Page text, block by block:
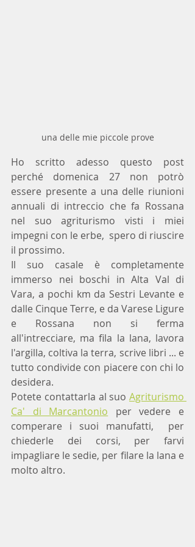
una delle mie piccole prove
Ho scritto adesso questo post
perché domenica 27 non potrò
essere presente a una delle riunioni
annuali di intreccio che fa Rossana
nel suo agriturismo visti i miei
impegni con le erbe,  spero di riuscire
il prossimo.
Il suo casale è completamente
immerso nei boschi in Alta Val di
Vara, a pochi km da Sestri Levante e
dalle Cinque Terre, e da Varese Ligure
e Rossana non si ferma
all'intrecciare, ma fila la lana, lavora
l'argilla, coltiva la terra, scrive libri ... e
tutto condivide con piacere con chi lo
desidera.
Potete contattarla al suo Agriturismo
Ca' di Marcantonio per vedere e
comperare i suoi manufatti,  per
chiederle dei corsi, per farvi
impagliare le sedie, per filare la lana e
molto altro.